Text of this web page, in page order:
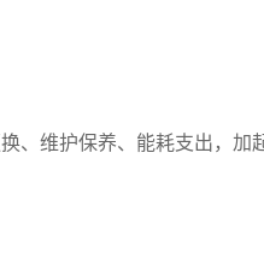
、维护保养、能耗支出，加